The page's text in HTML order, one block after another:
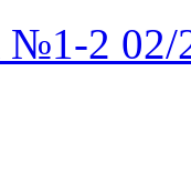
№1-2 02/